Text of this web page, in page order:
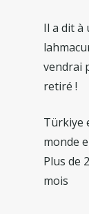
Il a dit à
vendrai
retiré !
Türkiye
monde
Plus de
mois